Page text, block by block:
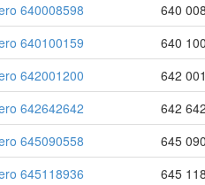
640008598
640
640100159
640
642001200
642
642642642
642
645090558
645
645118936
645